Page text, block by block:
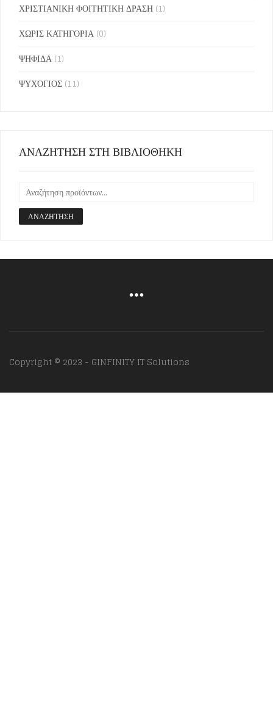
ΧΡΙΣΤΙΑΝΙΚΗ ΦΟΙΤΗΤΙΚΗ ΔΡΑΣΗ (1)
ΧΩΡΙΣ ΚΑΤΗΓΟΡΙΑ (0)
ΨΗΦΙΔΑ (1)
ΨΥΧΟΓΙΟΣ (11)
ΑΝΑΖΗΤΗΣΗ ΣΤΗ ΒΙΒΛΙΟΘΗΚΗ
ΑΝΑΖΉΤΗΣΗ
Copyright © 2023 - GINFINITY IT Solutions